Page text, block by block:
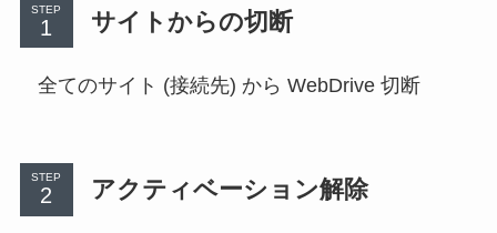
STEP サイトからの切断
全てのサイト (接続先) から WebDrive 切断
STEP アクティベーション解除